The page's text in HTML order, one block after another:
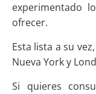
experimentado
ofrecer.
Esta lista a su
Nueva York y
Si quieres